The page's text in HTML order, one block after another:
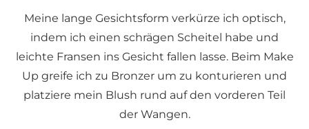
Meine lange Gesichtsform verkürze ich optisch,
indem ich einen schrägen Scheitel habe und
leichte Fransen ins Gesicht fallen lasse. Beim Make
Up greife ich zu Bronzer um zu konturieren und
platziere mein Blush rund auf den vorderen Teil
der Wangen.